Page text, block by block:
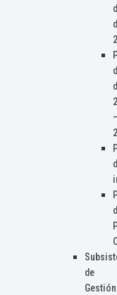
–
de
Gestión